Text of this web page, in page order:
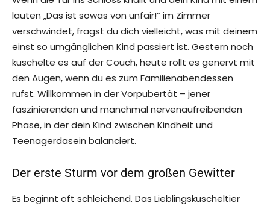
lauten „Das ist sowas von unfair!“ im Zimmer
verschwindet, fragst du dich vielleicht, was mit deinem
einst so umgänglichen Kind passiert ist. Gestern noch
kuschelte es auf der Couch, heute rollt es genervt mit
den Augen, wenn du es zum Familienabendessen
rufst. Willkommen in der Vorpubertät – jener
faszinierenden und manchmal nervenaufreibenden
Phase, in der dein Kind zwischen Kindheit und
Teenagerdasein balanciert.
Der erste Sturm vor dem großen Gewitter
Es beginnt oft schleichend. Das Lieblingskuscheltier